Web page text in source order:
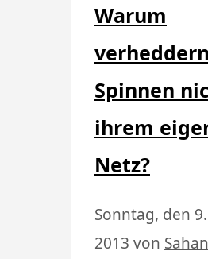
Warum
Spinnen
ihrem
Netz?
Sonntag, den
2013 von